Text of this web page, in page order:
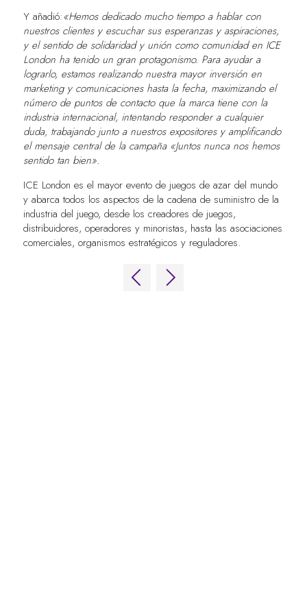
Y añadió:«Hemos dedicado mucho tiempo a hablar con
nuestros clientes y escuchar sus esperanzas y aspiraciones,
y el sentido de solidaridad y unión como comunidad en ICE
London ha tenido un gran protagonismo. Para ayudar a
lograrlo, estamos realizando nuestra mayor inversión en
marketing y comunicaciones hasta la fecha, maximizando el
número de puntos de contacto que la marca tiene con la
industria internacional, intentando responder a cualquier
duda, trabajando junto a nuestros expositores y amplificando
el mensaje central de la campaña «Juntos nunca nos hemos
sentido tan bien».
ICE London es el mayor evento de juegos de azar del mundo
y abarca todos los aspectos de la cadena de suministro de la
industria del juego, desde los creadores de juegos,
distribuidores, operadores y minoristas, hasta las asociaciones
comerciales, organismos estratégicos y reguladores.